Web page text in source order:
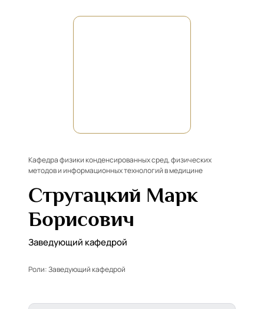
Кафедра физики конденсированных сред, физических
методов и информационных технологий в медицине
Стругацкий Марк
Борисович
Заведующий кафедрой
Роли:Заведующий кафедрой